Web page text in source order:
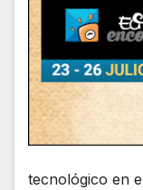
tecnológico en